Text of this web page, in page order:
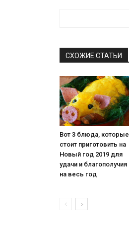
СХОЖИЕ СТАТЬИ
Вот 3 блюда, которые
стоит приготовить на
Новый год 2019 для
удачи и благополучия
на весь год